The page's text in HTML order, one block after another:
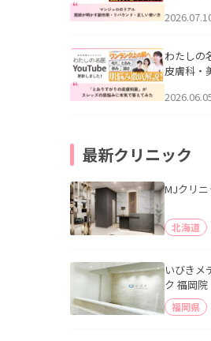
医師が明
公開いた
わたしの
皮膚科・
ッズの肌
最新クリニック
MJクリ
北海道
いびきメ
ク 福岡院
福岡県